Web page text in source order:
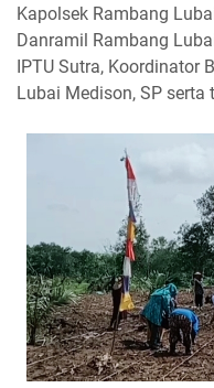
Kapolsek Rambang
Danramil Rambang
IPTU Sutra, Koordinator
Lubai Medison, SP